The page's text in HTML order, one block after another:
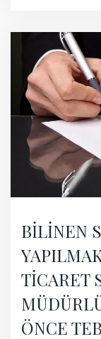
BİLİNEN
TİCARET
ÖNCE